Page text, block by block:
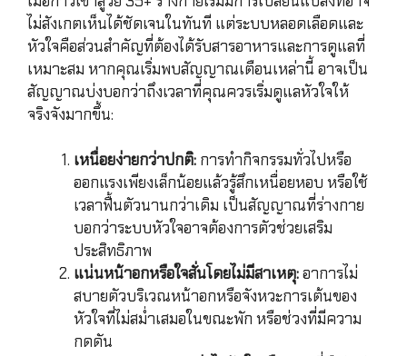
ไม่สังเกตเห็นได้ชัดเจนในทันที แต่ระบบหลอดเลือดและ
หัวใจคือส่วนสำคัญที่ต้องได้รับสารอาหารและการดูแลที่
เหมาะสม หากคุณเริ่มพบสัญญาณเตือนเหล่านี้ อาจเป็น
สัญญาณบ่งบอกว่าถึงเวลาที่คุณควรเริ่มดูแลหัวใจให้
จริงจังมากขึ้น:
เหนื่อยง่ายกว่าปกติ: การทำกิจกรรมทั่วไปหรือ
ออกแรงเพียงเล็กน้อยแล้วรู้สึกเหนื่อยหอบ หรือใช้
เวลาฟื้นตัวนานกว่าเดิม เป็นสัญญาณที่ร่างกาย
บอกว่าระบบหัวใจอาจต้องการตัวช่วยเสริม
ประสิทธิภาพ
แน่นหน้าอกหรือใจสั่นโดยไม่มีสาเหตุ:อาการไม่
สบายตัวบริเวณหน้าอกหรือจังหวะการเต้นของ
หัวใจที่ไม่สม่ำเสมอในขณะพัก หรือช่วงที่มีความ
กดดัน